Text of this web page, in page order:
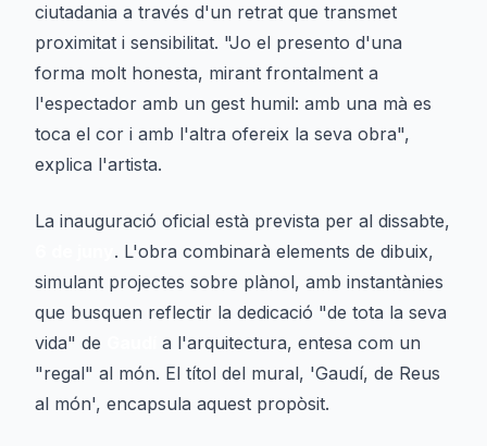
ciutadania a través d'un retrat que transmet
proximitat i sensibilitat. "Jo el presento d'una
forma molt honesta, mirant frontalment a
l'espectador amb un gest humil: amb una mà es
toca el cor i amb l'altra ofereix la seva obra",
explica l'artista.
La inauguració oficial està prevista per al dissabte,
. L'obra combinarà elements de dibuix,
simulant projectes sobre plànol, amb instantànies
que busquen reflectir la dedicació "de tota la seva
vida" de
a l'arquitectura, entesa com un
"regal" al món. El títol del mural, 'Gaudí, de Reus
al món', encapsula aquest propòsit.